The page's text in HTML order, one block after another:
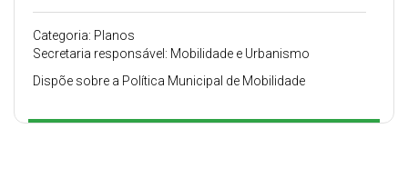
Categoria: Planos
Secretaria responsável: Mobilidade e Urbanismo
Dispõe sobre a Política Municipal de Mobilidade